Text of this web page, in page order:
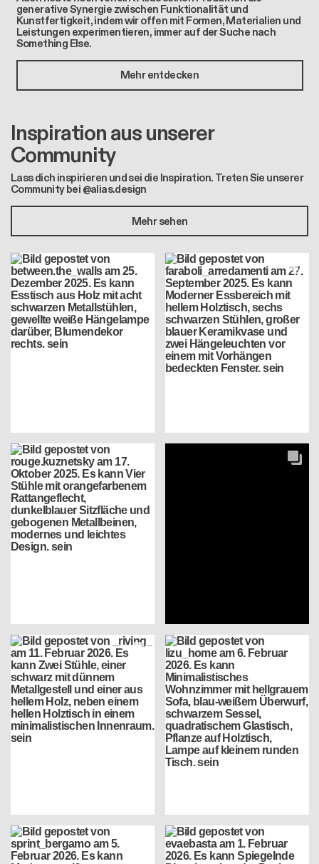
generative Synergie zwischen Funktionalität und
Kunstfertigkeit, indem wir offen mit Formen, Materialien und
Leistungen experimentieren, immer auf der Suche nach
Something Else.
Mehr entdecken
Inspiration aus unserer
Community
Lass dich inspirieren und sei die Inspiration. Treten Sie unserer
Community bei @alias.design
Mehr sehen